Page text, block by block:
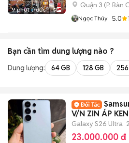
9 phút trước 5
Quận 3 (P. Bàn
Ngọc Thúy 5.0 1
Bạn cần tìm dung lượng nào ?
Dung lượng: 64 GB 128 GB 256
V/N ZIN ÁP
Galaxy S26 Ultra
23.000.000 đ